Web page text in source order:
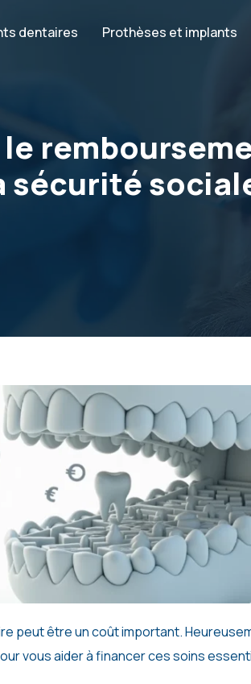
dentaires Prothèses et implants
sécurité
vous aider à financer ces soins